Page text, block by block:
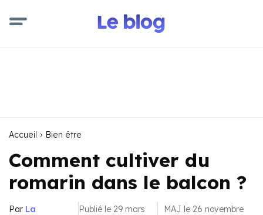
Accueil Bien être
Comment cultiver du
romarin dans le balcon ?
Par La
Publié le 29 mars
MAJ le 26 novembre